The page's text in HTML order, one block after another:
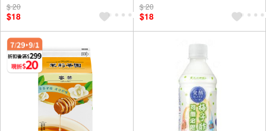
$ 20
$18
$ 20
$18